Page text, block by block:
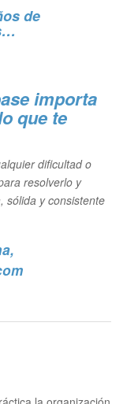
de
importa
que te
dificultad o
resolverlo y
sólida y consistente
,